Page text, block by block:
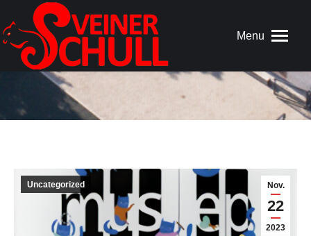
Menu
Nov.
22
2023
Uncategorized